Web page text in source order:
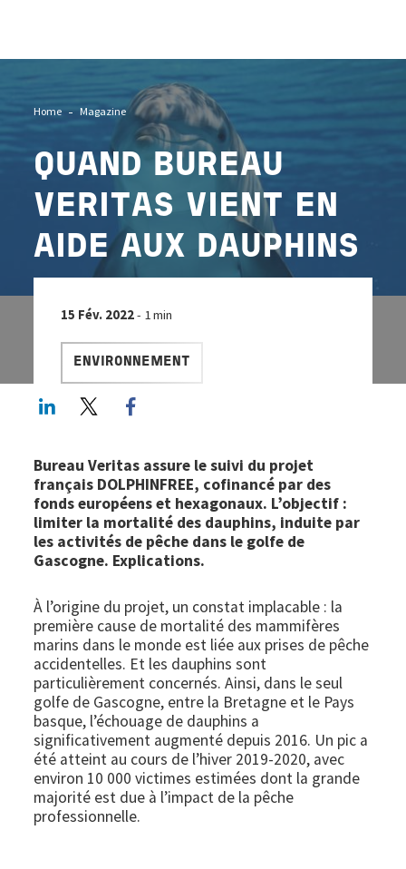
Home Magazine
QUAND BUREAU
VERITAS VIENT EN
AIDE AUX DAUPHINS
15 Fév. 2022- 1 min
ENVIRONNEMENT
LinkedInTwitter
Bureau Veritas assure le suivi du projet
français DOLPHINFREE, cofinancé par des
fonds européens et hexagonaux. L’objectif :
limiter la mortalité des dauphins, induite par
les activités de pêche dans le golfe de
Gascogne. Explications.
À l’origine du projet, un constat implacable : la
première cause de mortalité des mammifères
marins dans le monde est liée aux prises de pêche
accidentelles. Et les dauphins sont
particulièrement concernés. Ainsi, dans le seul
golfe de Gascogne, entre la Bretagne et le Pays
basque, l’échouage de dauphins a
significativement augmenté depuis 2016. Un pic a
été atteint au cours de l’hiver 2019-2020, avec
environ 10 000 victimes estimées dont la grande
majorité est due à l’impact de la pêche
professionnelle.